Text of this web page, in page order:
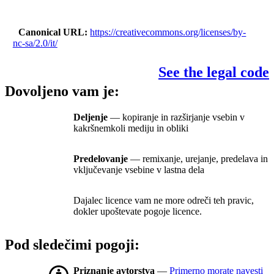
Canonical URL
https://creativecommons.org/licenses/by-
nc-sa/2.0/it/
See the legal code
Dovoljeno vam je:
Deljenje — kopiranje in razširjanje vsebin v
kakršnemkoli mediju in obliki
Predelovanje — remixanje, urejanje, predelava in
vključevanje vsebine v lastna dela
Dajalec licence vam ne more odreči teh pravic,
dokler upoštevate pogoje licence.
Pod sledečimi pogoji:
Priznanje avtorstva — Primerno morate navesti